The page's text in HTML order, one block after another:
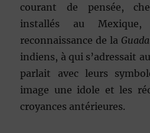
courant de pensée,
installés au
reconnaissance de la
indiens, à qui s’adressait
parlait avec leurs
image une idole et les
croyances antérieures.